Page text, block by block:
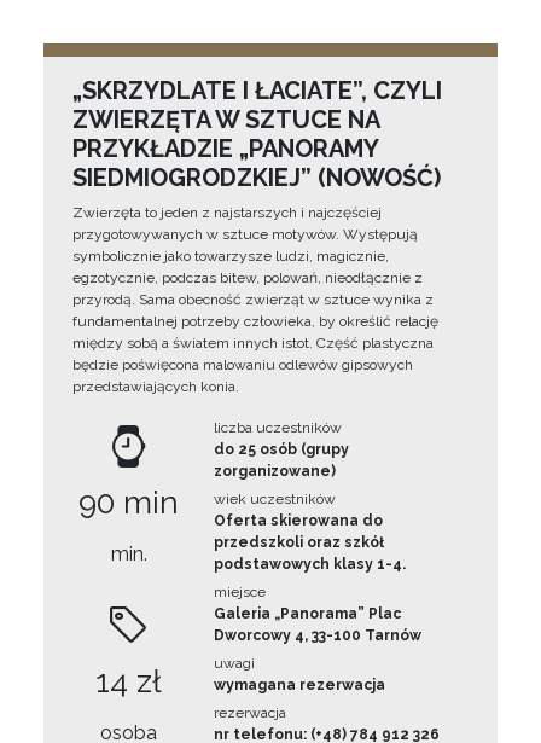
„SKRZYDLATE I ŁACIATE”, CZYLI
ZWIERZĘTA W SZTUCE NA
PRZYKŁADZIE „PANORAMY
SIEDMIOGRODZKIEJ” (NOWOŚĆ)
Zwierzęta to jeden z najstarszych i najczęściej
przygotowywanych w sztuce motywów. Występują
symbolicznie jako towarzysze ludzi, magicznie,
egzotycznie, podczas bitew, polowań, nieodłącznie z
przyrodą. Sama obecność zwierząt w sztuce wynika z
fundamentalnej potrzeby człowieka, by określić relację
między sobą a światem innych istot. Część plastyczna
będzie poświęcona malowaniu odlewów gipsowych
przedstawiających konia.
90 min
min.
14 zł
osoba
liczba uczestników
do 25 osób (grupy
zorganizowane)
wiek uczestników
Oferta skierowana do
przedszkoli oraz szkół
podstawowych klasy 1-4.
miejsce
Galeria „Panorama” Plac
Dworcowy 4, 33-100 Tarnów
uwagi
wymagana rezerwacja
rezerwacja
nr telefonu: (+48) 784 912 326